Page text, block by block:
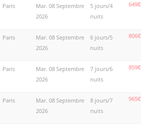
Paris
Mar. 08 Septembre
2026
5 jours/4
nuits
649€
Paris
Mar. 08 Septembre
2026
6 jours/5
nuits
806€
Paris
Mar. 08 Septembre
2026
7 jours/6
nuits
859€
Paris
Mar. 08 Septembre
2026
8 jours/7
nuits
965€